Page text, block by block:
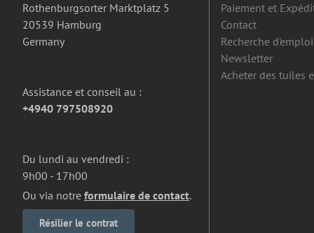
Rothenburgsorter Marktplatz 5
20539 Hamburg
Germany
Assistance et conseil au :
+4940 797508920
Du lundi au vendredi :
9h00 - 17h00
Ou via notre formulaire de contact.
Résilier le contrat
Paiement et
Contact
Recherche d'emploi
Newsletter
Acheter des tuiles